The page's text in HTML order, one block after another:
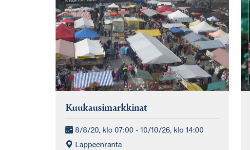
Kuukausimarkkinat
8/8/20, klo 07:00 - 10/10/26, klo 14:00
Lappeenranta